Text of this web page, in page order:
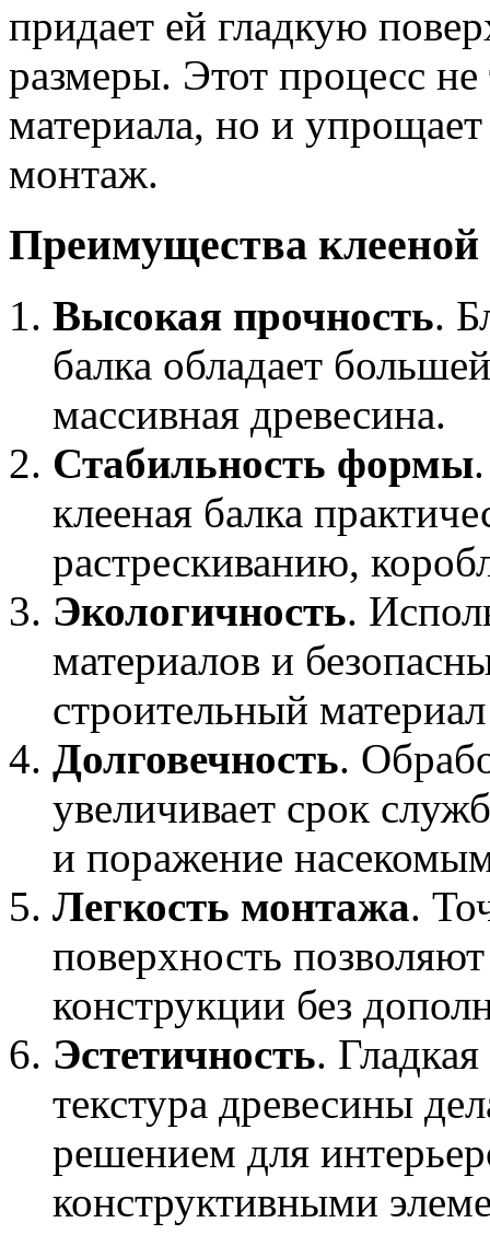
придает ей гладкую
размеры. Этот процесс
материала, но и
монтаж.
Преимущества клееной
Высокая прочность.
балка обладает
массивная древесина.
Стабильность формы
клееная балка
растрескиванию,
Экологичность.
материалов и
строительный
Долговечность.
увеличивает срок
и поражение
Легкость монтажа.
поверхность
конструкции без
Эстетичность.
текстура древесины
решением для
конструктивными